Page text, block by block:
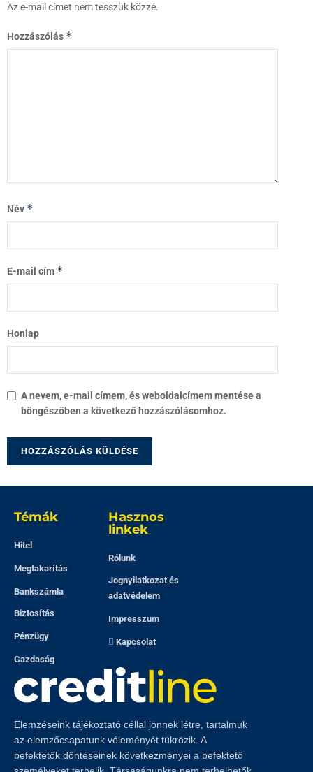
Az e-mail címet nem tesszük közzé.
Hozzászólás *
Név *
E-mail cím *
Honlap
A nevem, e-mail címem, és weboldalcímem mentése a
böngészőben a következő hozzászólásomhoz.
Témák
Hitel
Megtakarítás
Bankszámla
Biztosítás
Pénzügy
Gazdaság
Hasznos
linkek
Rólunk
Jognyilatkozat és
adatvédelem
Impresszum
Kapcsolat
Elemzéseink tájékoztató céllal jönnek létre, tartalmuk
az elemzőcsapatunk véleményét tükrözik. A
befektetők döntéseinek következményei a befektető